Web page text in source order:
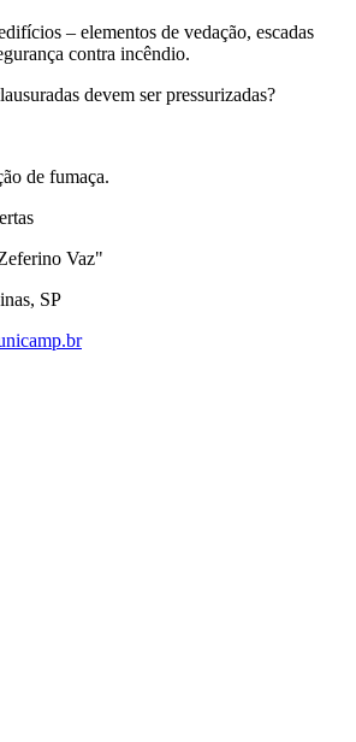
– elementos de vedação, escadas
contra incêndio.
devem ser pressurizadas?
de fumaça.
Vaz"
SP